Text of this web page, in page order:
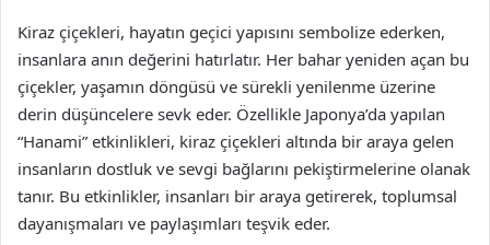
Kiraz çiçekleri, hayatın geçici yapısını sembolize ederken,
insanlara anın değerini hatırlatır. Her bahar yeniden açan bu
çiçekler, yaşamın döngüsü ve sürekli yenilenme üzerine
derin düşüncelere sevk eder. Özellikle Japonya’da yapılan
“Hanami” etkinlikleri, kiraz çiçekleri altında bir araya gelen
insanların dostluk ve sevgi bağlarını pekiştirmelerine olanak
tanır. Bu etkinlikler, insanları bir araya getirerek, toplumsal
dayanışmaları ve paylaşımları teşvik eder.